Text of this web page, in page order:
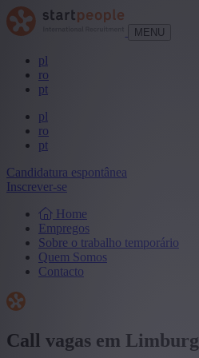
MENU
pl
ro
pt
pl
ro
pt
Candidatura espontânea
Inscrever-se
Home
Empregos
Sobre o trabalho temporário
Quem Somos
Contacto
Call vagas em Limburg